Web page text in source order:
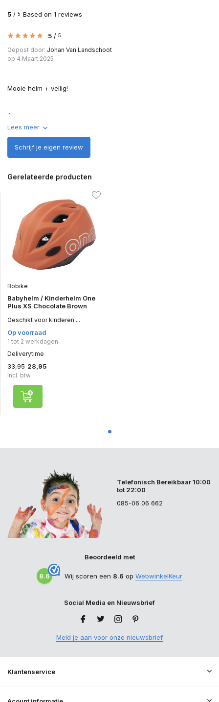
5 / 5 Based on 1 reviews
5 / 5
Gepost door: Johan Van Landschoot
op 4 Maart 2025
Mooie helm + veilig!
...
Lees meer
Schrijf je eigen review
Gerelateerde producten
Bobike
Babyhelm / Kinderhelm One
Plus XS Chocolate Brown
Geschikt voor kinderen ...
Op voorraad
1 tot 2 werkdagen
Deliverytime
33,95 28,95
Incl. btw
Telefonisch Bereikbaar 10:00
tot 22:00
085-06 06 662
Beoordeeld met
8.6 Wij scoren een 8.6 op WebwinkelKeur
Social Media en Nieuwsbrief
Meld je aan voor onze nieuwsbrief
Klantenservice